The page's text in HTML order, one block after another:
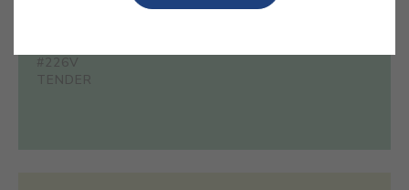
#226V
TENDER